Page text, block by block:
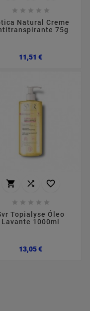
    
Natural Creme
75g
11,51 €Preço
  
    
Topialyse Óleo
Lavante 1000ml
13,05 €Preço